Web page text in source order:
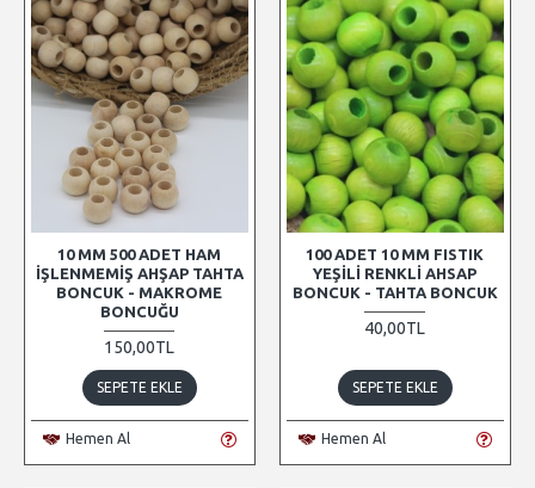
10 MM 500 ADET HAM
İŞLENMEMIŞ AHŞAP TAHTA
BONCUK - MAKROME
BONCUĞU
150,00TL
SEPETE EKLE
Hemen Al
100 ADET 10 MM FISTIK
YEŞILI RENKLI AHSAP
BONCUK - TAHTA BONCUK
40,00TL
SEPETE EKLE
Hemen Al